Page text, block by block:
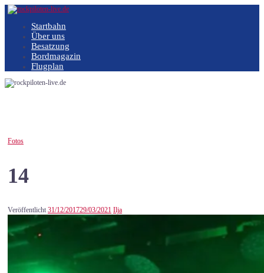
Springe
Startbahn
Über uns
Besatzung
Bordmagazin
Flugplan
Fotos
14
Veröffentlicht 31/12/201729/03/2021 Ilja